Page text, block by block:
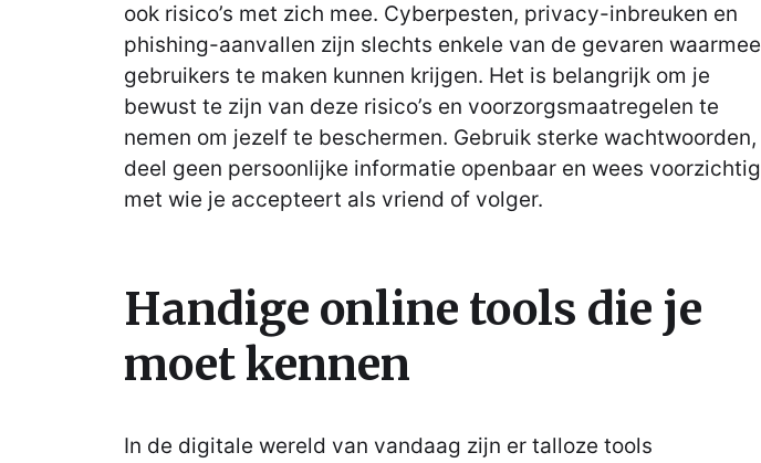
ook risico’s met zich mee. Cyberpesten, privacy-inbreuken en
phishing-aanvallen zijn slechts enkele van de gevaren waarmee
gebruikers te maken kunnen krijgen. Het is belangrijk om je
bewust te zijn van deze risico’s en voorzorgsmaatregelen te
nemen om jezelf te beschermen. Gebruik sterke wachtwoorden,
deel geen persoonlijke informatie openbaar en wees voorzichtig
met wie je accepteert als vriend of volger.
Handige online tools die je
moet kennen
In de digitale wereld van vandaag zijn er talloze tools